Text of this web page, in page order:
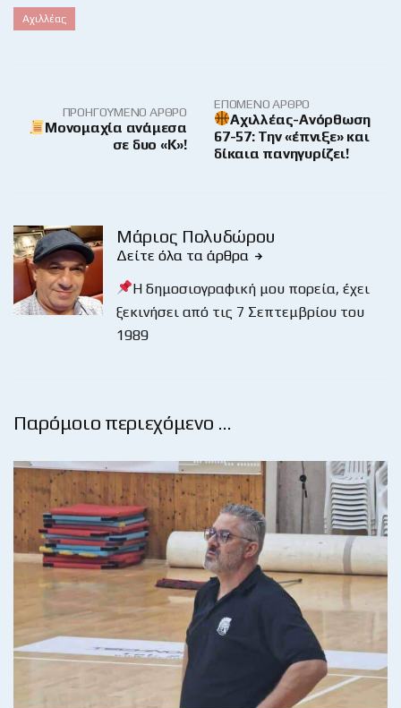
Αχιλλέας
ΠΡΟΗΓΟΎΜΕΝΟ ΆΡΘΡΟ
Μονομαχία ανάμεσα
σε δυο «Κ»!
ΕΠΌΜΕΝΟ ΆΡΘΡΟ
Αχιλλέας-Ανόρθωση
67-57: Την «έπνιξε» και
δίκαια πανηγυρίζει!
Μάριος Πολυδώρου
Δείτε όλα τα άρθρα
Η δημοσιογραφική μου πορεία, έχει
ξεκινήσει από τις 7 Σεπτεμβρίου του
1989
Παρόμοιο περιεχόμενο …